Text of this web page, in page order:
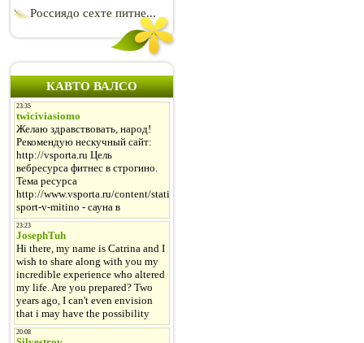
Россиядо сехте питне...
КАВТО ВАЛСО